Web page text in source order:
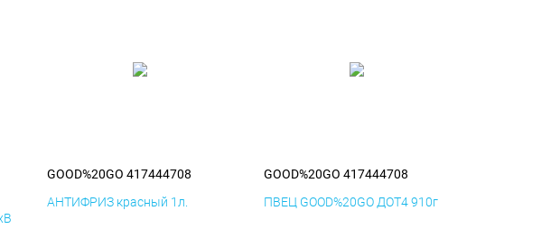
GOOD%20GO 417444708
АНТИФРИЗ красный 1л.
GOOD%20GO 417444708
ПВЕЦ GOOD%20GO ДОТ4 910г